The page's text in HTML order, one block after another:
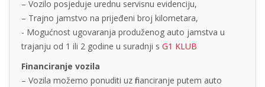
– Vozilo posjeduje urednu servisnu evidenciju,
– Trajno jamstvo na prijeđeni broj kilometara,
- Mogućnost ugovaranja produženog auto jamstva u
trajanju od 1 ili 2 godine u suradnji s G1 KLUB
Financiranje vozila
– Vozila možemo ponuditi uz financiranje putem auto